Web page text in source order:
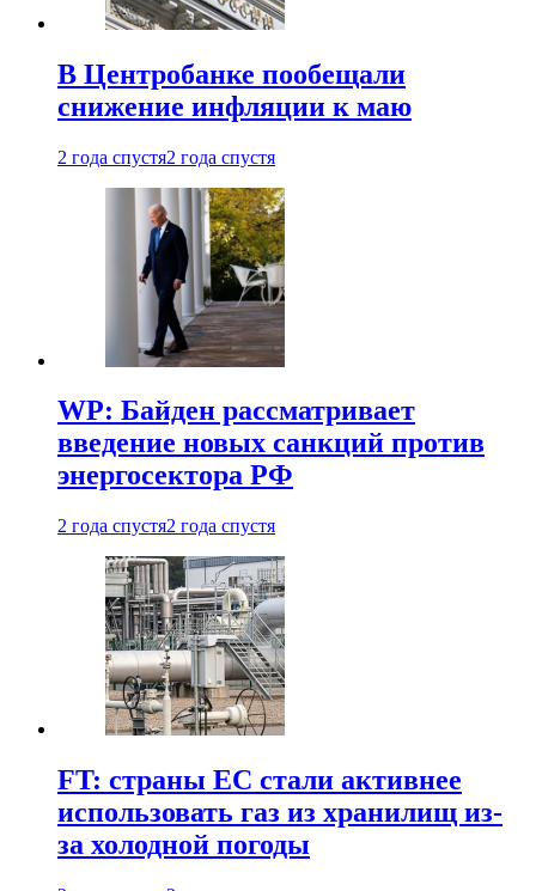
В Центробанке пообещали
снижение инфляции к маю
2 года спустя2 года спустя
WP: Байден рассматривает
введение новых санкций против
энергосектора РФ
2 года спустя2 года спустя
FT: страны ЕС стали активнее
использовать газ из хранилищ из-
за холодной погоды